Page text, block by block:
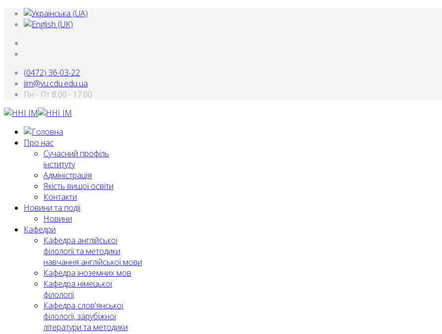
(0472) 36-03-22
iim@vu.cdu.edu.ua
Пн - Пт 8:00 - 17:00
Про нас
Сучасний профіль
інституту
Адміністрація
Якість вищої освіти
Контакти
Новини та події
Новини
Кафедри
Кафедра англійської
філології та методики
навчання англійської мови
Кафедра іноземних мов
Кафедра німецької
філології
Кафедра слов'янської
філології, зарубіжної
літератури та методики